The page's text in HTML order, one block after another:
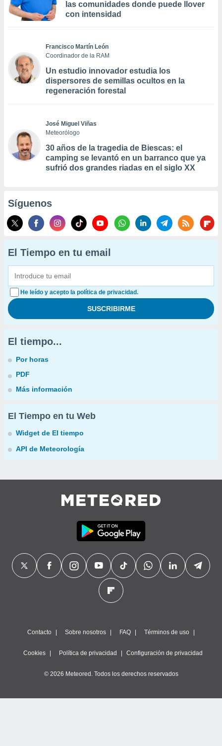
las comunidades donde puede llover
con intensidad
Francisco Martín León
Coordinador de la RAM
Un estudio innovador estudia los
dispersores de semillas ocultos en la
regeneración forestal
José Miguel Viñas
Meteorólogo
30 años de la tragedia de Biescas: el
camping se levantó en un barranco que ya
sufrió dos grandes riadas en el siglo XX
Síguenos
El Tiempo en tu email
He leído y acepto la política de privacidad.
El tiempo...
Por horas
PDF
Más información
El Tiempo en tu Web
Widget de El tiempo
API de Meteorología
Contacto Sobre nosotros FAQ Términos de uso
Cookies Política de privacidad Configuración de privacidad
© 2026 Meteored. Todos los derechos reservados